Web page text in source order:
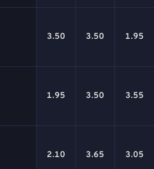
3.50 3.50 1.95
1.95 3.50 3.55
2.10 3.65 3.05